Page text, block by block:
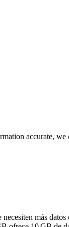
accurate, we
más